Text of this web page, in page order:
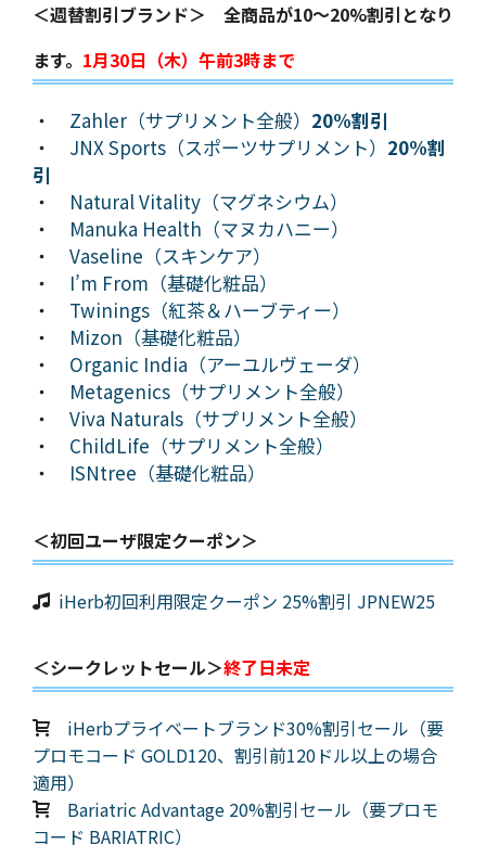
＜週替割引ブランド＞ 全商品が10～20%割引となり
ます。 1月30日（木）午前3時まで
・ Zahler（サプリメント全般） 20%割引
・ JNX Sports（スポーツサプリメント） 20%割
引
・ Natural Vitality（マグネシウム）
・ Manuka Health（マヌカハニー）
・ Vaseline（スキンケア）
・ I’m From（基礎化粧品）
・ Twinings（紅茶＆ハーブティー）
・ Mizon（基礎化粧品）
・ Organic India（アーユルヴェーダ）
・ Metagenics（サプリメント全般）
・ Viva Naturals（サプリメント全般）
・ ChildLife（サプリメント全般）
・ ISNtree（基礎化粧品）
＜初回ユーザ限定クーポン＞
iHerb初回利用限定クーポン 25%割引 JPNEW25
＜シークレットセール＞終了日未定
iHerbプライベートブランド30%割引セール（要
プロモコード GOLD120、割引前120ドル以上の場合
適用）
Bariatric Advantage 20%割引セール（要プロモ
コード BARIATRIC）